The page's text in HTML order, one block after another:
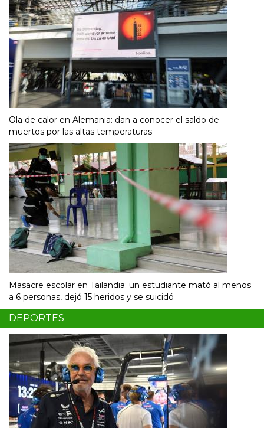
Ola de calor en Alemania: dan a conocer el saldo de
muertos por las altas temperaturas
Masacre escolar en Tailandia: un estudiante mató al menos
a 6 personas, dejó 15 heridos y se suicidó
DEPORTES